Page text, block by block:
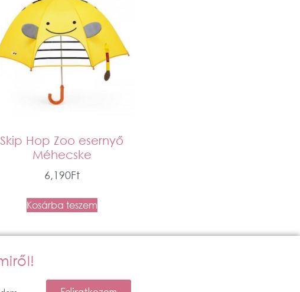
Skip Hop Zoo esernyő
Méhecske
6,190Ft
Kosárba teszem